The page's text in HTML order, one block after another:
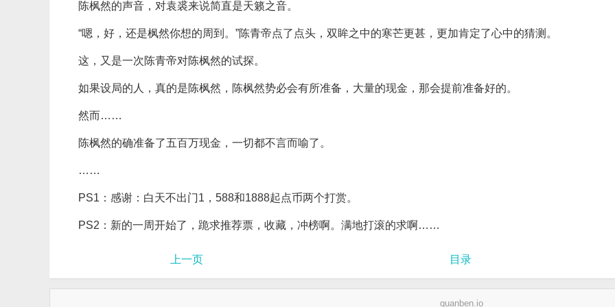
陈枫然的声音，对袁裘来说简直是天籁之音。
“嗯，好，还是枫然你想的周到。”陈青帝点了点头，双眸之中的寒芒更甚，更加肯定了心中的猜测。
这，又是一次陈青帝对陈枫然的试探。
如果设局的人，真的是陈枫然，陈枫然势必会有所准备，大量的现金，那会提前准备好的。
然而……
陈枫然的确准备了五百万现金，一切都不言而喻了。
……
PS1：感谢：白天不出门1，588和1888起点币两个打赏。
PS2：新的一周开始了，跪求推荐票，收藏，冲榜啊。满地打滚的求啊……
上一页 目录
quanben.io